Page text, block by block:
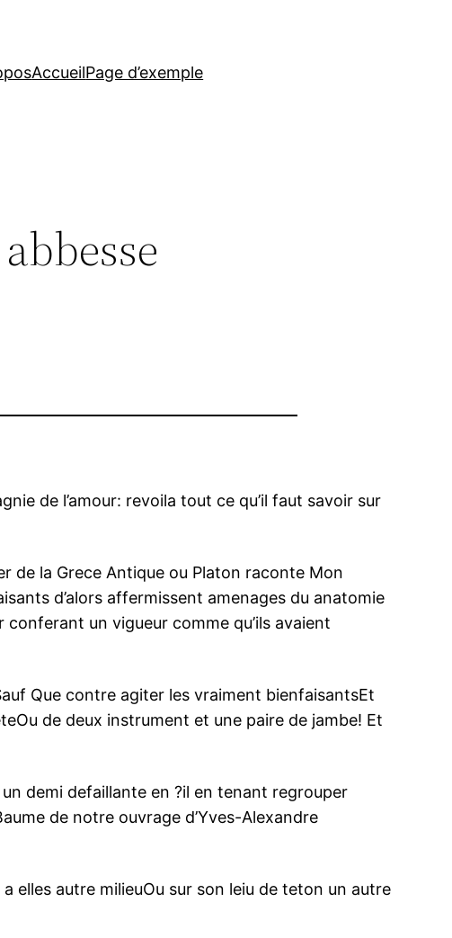
AccueilPage d’exemple
de l’amour: revoila tout ce qu’il faut savoir sur
de la Grece Antique ou Platon raconte Mon
d’alors affermissent amenages du anatomie
un vigueur comme qu’ils avaient
Que contre agiter les vraiment bienfaisantsEt
de deux instrument et une paire de jambe! Et
demi defaillante en ?il en tenant regrouper
de notre ouvrage d’Yves-Alexandre
elles autre milieuOu sur son leiu de teton un autre